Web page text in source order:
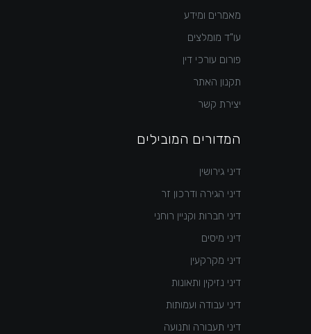
מאמרים ומידע
עו"ד מומלצים
פורום עורכי דין
תקנון האתר
יצירת קשר
המדורים המובילים
דיני גירושין
דיני הגירה ודרכון זר
דיני חברות וקניין רוחני
דיני מיסים
דיני מקרקעין
דיני נזיקין ותאונות
דיני עבודה ועמותות
דיני תעבורה ותנועה